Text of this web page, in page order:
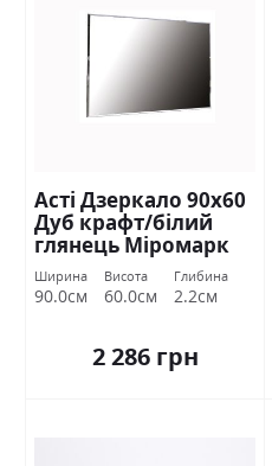
Асті Дзеркало 90х60
Дуб крафт/білий
глянець Міромарк
Ширина
90.0см
Висота
60.0см
Глибина
2.2см
2 286 грн